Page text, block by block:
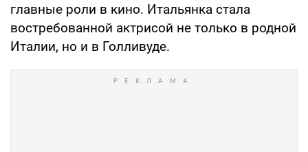
главные роли в кино. Итальянка стала
востребованной актрисой не только в родной
Италии, но и в Голливуде.